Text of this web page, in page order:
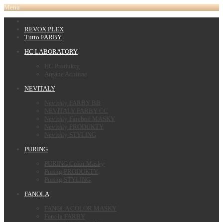
Menu
REVOX PLEX
Tutto FARBY
HC LABORATORY
HC Produkty
Argane Achinae
NEVITALY
Nevitaly FARBY BB
NEVITALY FARBY CC
Nevitaly Farebné MASKY
Nevitaly PRODUKTY
Nevitaly STYLING
PURING
PURING Color Masky
Puring PRODUKTY
Puring STYLING
FANOLA
FANOLA COLOR MASKY
Fanola FARBY